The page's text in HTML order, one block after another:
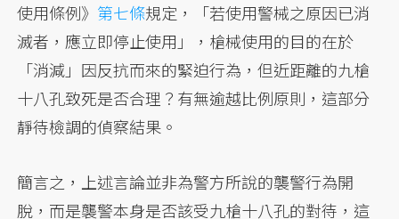
使用條例》 第七條規定，「若使用警械之原因已消
滅者，應立即停止使用」，槍械使用的目的在於
「消減」因反抗而來的緊迫行為，但近距離的九槍
十八孔致死是否合理？有無逾越比例原則，這部分
靜待檢調的偵察結果。
簡言之，上述言論並非為警方所說的襲警行為開
脫，而是襲警本身是否該受九槍十八孔的對待，這